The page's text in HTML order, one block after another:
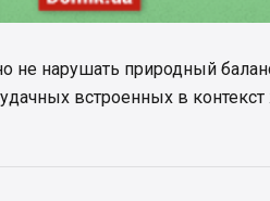
не нарушать природный
встроенных в